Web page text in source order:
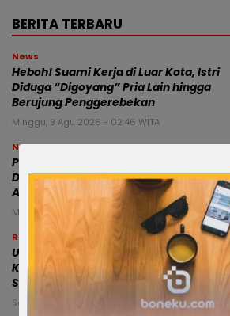
BERITA TERBARU
News
Heboh! Suami Kerja di Luar Kota, Istri
Diduga “Digoyang” Pria Lain hingga
Berujung Penggerebekan
Minggu, 9 Agu 2026 - 02:46 WITA
News
Polisi Bone Ungkap Peredaran Sabu,
Dua Terduga Pelaku Diamankan di
Awangpone
Minggu, 9 Agu 2026 - 01:01 WITA
Ragam
URC Sat Reskrim Polres Bone Rangkul
Komunitas Motor, Papalimbad
Sampaikan Pesan Kamtibmas
Sabtu, 8 Agu 2026 - 23:58 WITA